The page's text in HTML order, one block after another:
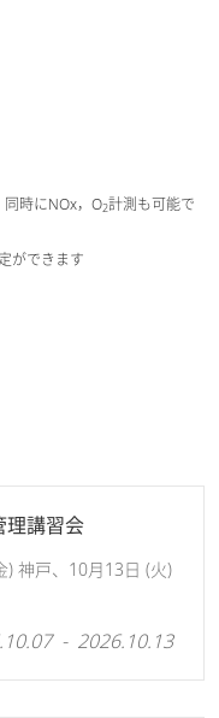
時にNOx，O2計測も可能で
ができます
理講習会
) 神戸、10月13日 (火)
- 2026.10.13